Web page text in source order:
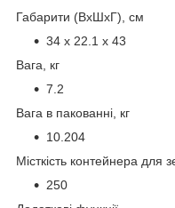
Габарити (ВхШхГ), см
34 х 22.1 х 43
Вага, кг
7.2
Вага в пакованні, кг
10.204
Місткість контейнера для
250